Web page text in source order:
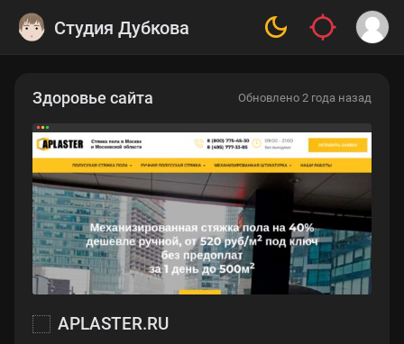
Студия Дубкова
Здоровье сайта Обновлено 2 года назад
APLASTER.RU